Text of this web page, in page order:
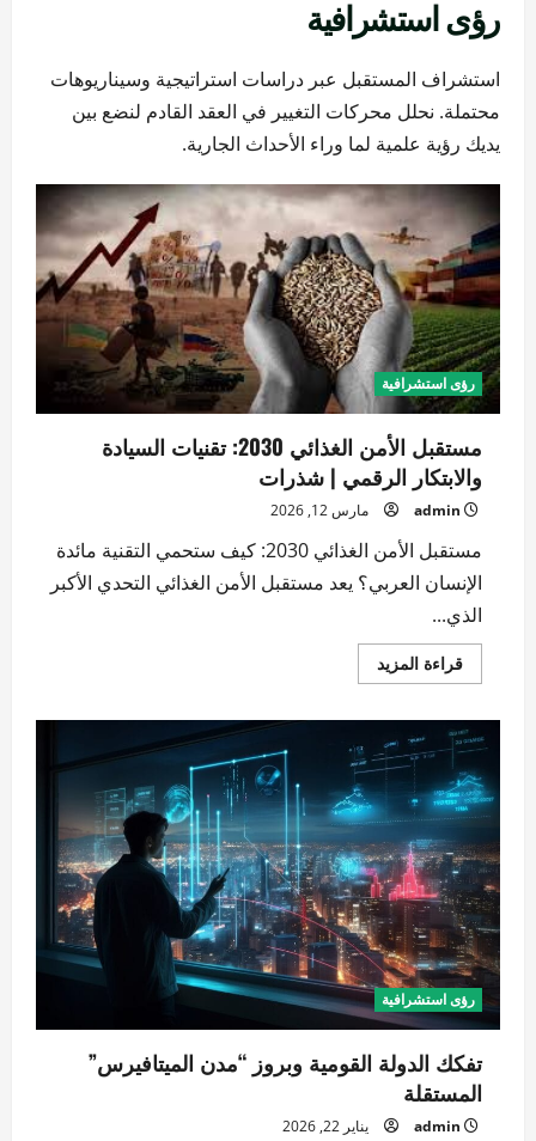
رؤى استشرافية
استشراف المستقبل عبر دراسات استراتيجية وسيناريوهات
محتملة. نحلل محركات التغيير في العقد القادم لنضع بين
يديك رؤية علمية لما وراء الأحداث الجارية.
رؤى استشرافية
مستقبل الأمن الغذائي 2030: تقنيات السيادة
والابتكار الرقمي | شذرات
admin مارس 12, 2026
مستقبل الأمن الغذائي 2030: كيف ستحمي التقنية مائدة
الإنسان العربي؟ يعد مستقبل الأمن الغذائي التحدي الأكبر
الذي...
قراءة المزيداقرأ
المزيد
الغذائي
تقنيات
السيادة
والابتكار
الرقمي
|
شذرات
رؤى استشرافية
تفكك الدولة القومية وبروز “مدن الميتافيرس”
المستقلة
admin يناير 22, 2026